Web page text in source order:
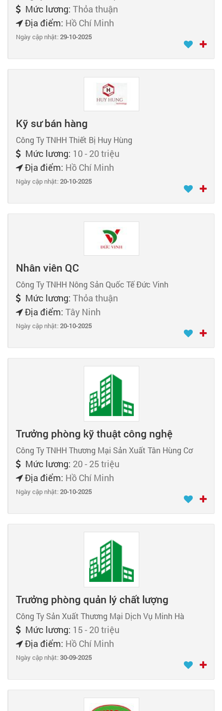
Mức lương: Thỏa thuận
Địa điểm: Hồ Chí Minh
Ngày cập nhật:29-10-2025
Kỹ sư bán hàng
Công Ty TNHH Thiết Bị Huy Hùng
Mức lương: 10 - 20 triệu
Địa điểm: Hồ Chí Minh
Ngày cập nhật:20-10-2025
Nhân viên QC
Công Ty TNHH Nông Sản Quốc Tế Đức Vinh
Mức lương: Thỏa thuận
Địa điểm: Tây Ninh
Ngày cập nhật:20-10-2025
Trưởng phòng kỹ thuật công nghệ
Công Ty TNHH Thương Mại Sản Xuất Tân Hùng Cơ
Mức lương: 20 - 25 triệu
Địa điểm: Hồ Chí Minh
Ngày cập nhật:20-10-2025
Trưởng phòng quản lý chất lượng
Công Ty Sản Xuất Thương Mại Dịch Vụ Minh Hà
Mức lương: 15 - 20 triệu
Địa điểm: Hồ Chí Minh
Ngày cập nhật:30-09-2025